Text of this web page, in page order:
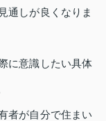
通しが良くなりま
に意識したい具体
者が自分で住まい